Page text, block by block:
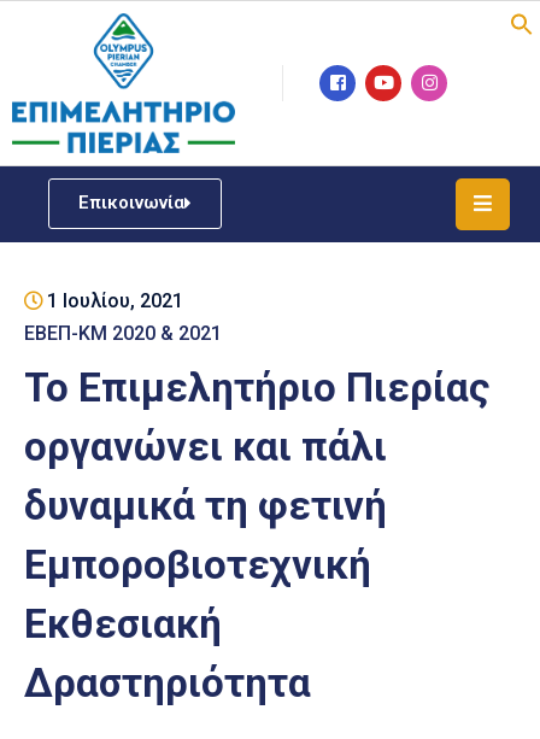
Επικοινωνία
Επιμελητήριο
Νέα
ΓΕΜΗ
Υποστήριξη
Έκθεση
Παραδοσιακών
Επαγγελμάτων
Έκθεση
ΕΒΕΠ-
ΚΜ
1 Ιουλίου, 2021
ΕΒΕΠ-ΚΜ 2020 & 2021
Το Επιμελητήριο Πιερίας
οργανώνει και πάλι
δυναμικά τη φετινή
Εμποροβιοτεχνική
Εκθεσιακή
Δραστηριότητα